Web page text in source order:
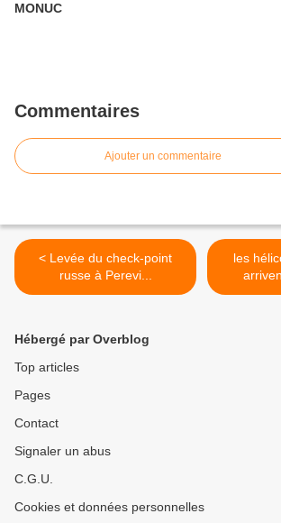
MONUC
Commentaires
Ajouter un commentaire
< Levée du check-point
russe à Perevi...
les
Hébergé par Overblog
Top articles
Pages
Contact
Signaler un abus
C.G.U.
Cookies et données personnelles